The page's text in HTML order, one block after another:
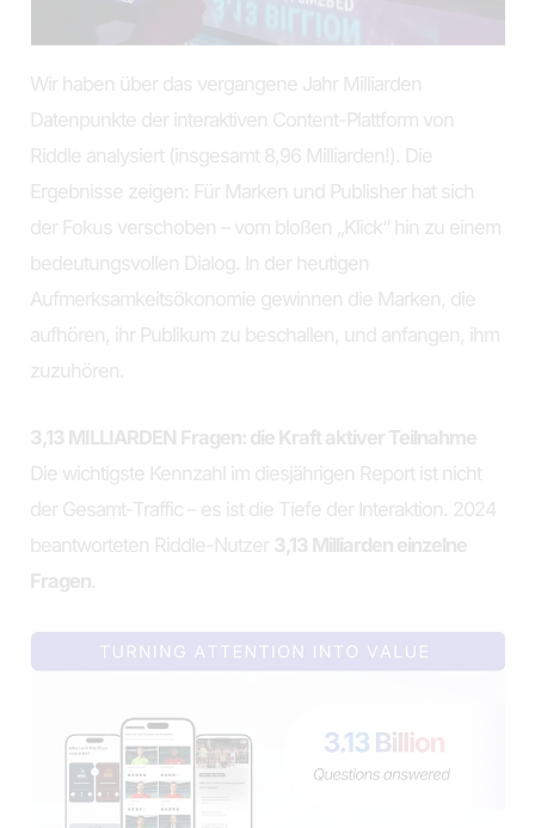
Wir haben über das vergangene Jahr Milliarden
Datenpunkte der interaktiven Content-Plattform von
Riddle analysiert (insgesamt 8,96 Milliarden!). Die
Ergebnisse zeigen: Für Marken und Publisher hat sich
der Fokus verschoben – vom bloßen „Klick“ hin zu einem
bedeutungsvollen Dialog. In der heutigen
Aufmerksamkeitsökonomie gewinnen die Marken, die
aufhören, ihr Publikum zu beschallen, und anfangen, ihm
zuzuhören.
3,13 MILLIARDEN Fragen: die Kraft aktiver Teilnahme
Die wichtigste Kennzahl im diesjährigen Report ist nicht
der Gesamt-Traffic – es ist die Tiefe der Interaktion. 2024
beantworteten Riddle-Nutzer 3,13 Milliarden einzelne
Fragen.